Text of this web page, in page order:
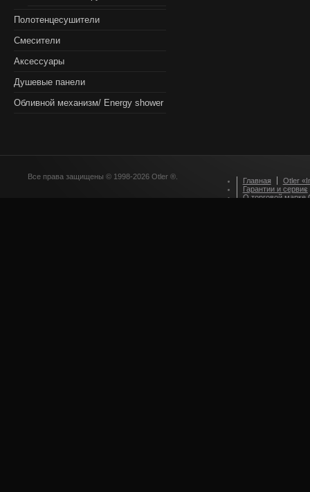
Полотенцесушители
Смесители
Аксессуары
Душевые панели
Обливной механизм/ Energy shower
Все права защищены © 1998-2026 Otler ®. Главная
Otler
Гарантии и сервис
О торговой марке